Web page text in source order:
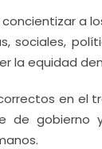
a
sociales,
la equidad
en el
de gobierno